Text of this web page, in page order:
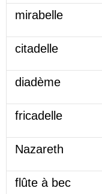
mirabelle
citadelle
diadème
fricadelle
Nazareth
flûte à bec